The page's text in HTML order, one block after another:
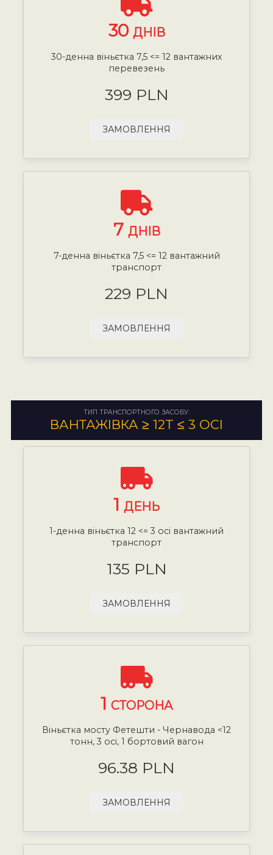
30 ДНІВ
30-денна віньєтка 7,5 <= 12 вантажних
перевезень
399 PLN
ЗАМОВЛЕННЯ
7 ДНІВ
7-денна віньєтка 7,5 <= 12 вантажний
транспорт
229 PLN
ЗАМОВЛЕННЯ
ТИП ТРАНСПОРТНОГО ЗАСОБУ:
ВАНТАЖІВКА ≥ 12T ≤ 3 ОСІ
1 ДЕНЬ
1-денна віньєтка 12 <= 3 осі вантажний
транспорт
135 PLN
ЗАМОВЛЕННЯ
1 СТОРОНА
Віньєтка мосту Фетешти - Чернавода <12
тонн, 3 осі, 1 бортовий вагон
96.38 PLN
ЗАМОВЛЕННЯ